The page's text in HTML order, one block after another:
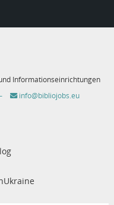
Informationseinrichtungen
info@bibliojobs.eu